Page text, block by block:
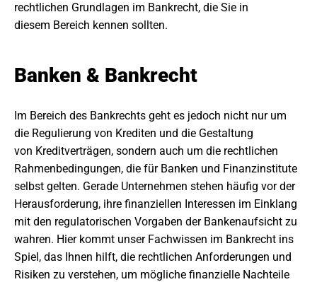
rechtlichen Grundlagen im Bankrecht, die Sie in
diesem Bereich kennen sollten.
Banken & Bankrecht
Im Bereich des Bankrechts geht es jedoch nicht nur um
die Regulierung von Krediten und die Gestaltung
von Kreditverträgen, sondern auch um die rechtlichen
Rahmenbedingungen, die für Banken und Finanzinstitute
selbst gelten. Gerade Unternehmen stehen häufig vor der
Herausforderung, ihre finanziellen Interessen im Einklang
mit den regulatorischen Vorgaben der Bankenaufsicht zu
wahren. Hier kommt unser Fachwissen im Bankrecht ins
Spiel, das Ihnen hilft, die rechtlichen Anforderungen und
Risiken zu verstehen, um mögliche finanzielle Nachteile